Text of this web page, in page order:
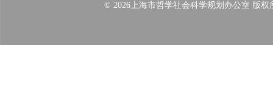
© 2026上海市哲学社会科学规划办公室 版权